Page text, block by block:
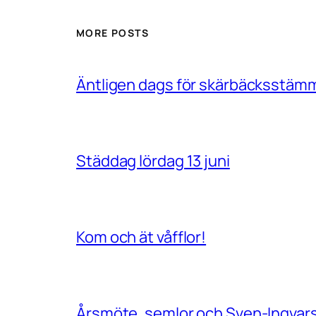
MORE POSTS
Äntligen dags för
Städdag lördag 13 juni
Kom och ät våfflor!